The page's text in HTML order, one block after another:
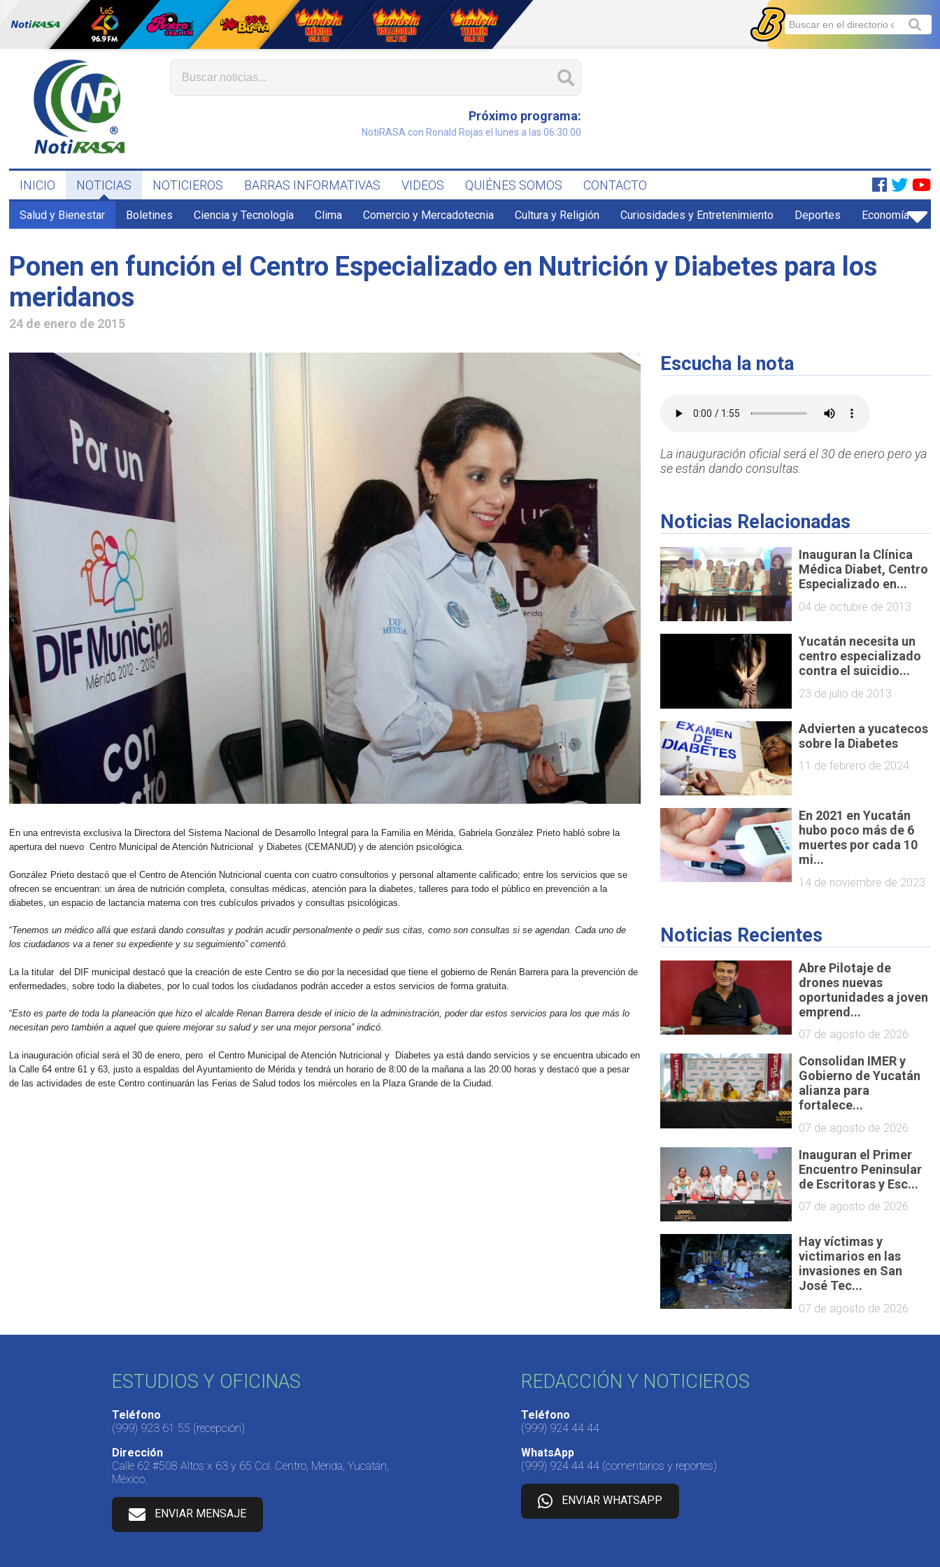
Próximo programa:
NotiRASA con Ronald Rojas el lunes a las 06:30:00
INICIO NOTICIAS NOTICIEROS BARRAS INFORMATIVAS VIDEOS QUIÉNES SOMOS CONTACTO
Salud y Bienestar Boletines Ciencia y Tecnología Clima Comercio y Mercadotecnia Cultura y Religión Curiosidades y Entretenimiento Deportes Economía
Ponen en función el Centro Especializado en Nutrición y Diabetes para los
meridanos
24 de enero de 2015
En una entrevista exclusiva la Directora del Sistema Nacional de Desarrollo Integral para la Familia en Mérida, Gabriela González Prieto habló sobre la
apertura del nuevo Centro Municipal de Atención Nutricional y Diabetes (CEMANUD) y de atención psicológica.
González Prieto destacó que el Centro de Atención Nutricional cuenta con cuatro consultorios y personal altamente calificado; entre los servicios que se
ofrecen se encuentran: un área de nutrición completa, consultas médicas, atención para la diabetes, talleres para todo el público en prevención a la
diabetes, un espacio de lactancia materna con tres cubículos privados y consultas psicológicas.
“Tenemos un médico allá que estará dando consultas y podrán acudir personalmente o pedir sus citas, como son consultas si se agendan. Cada uno de
los ciudadanos va a tener su expediente y su seguimiento” comentó.
La la titular del DIF municipal destacó que la creación de este Centro se dio por la necesidad que tiene el gobierno de Renán Barrera para la prevención de
enfermedades, sobre todo la diabetes, por lo cual todos los ciudadanos podrán acceder a estos servicios de forma gratuita.
“Esto es parte de toda la planeación que hizo el alcalde Renan Barrera desde el inicio de la administración, poder dar estos servicios para los que más lo
necesitan pero también a aquel que quiere mejorar su salud y ser una mejor persona” indicó.
La inauguración oficial será el 30 de enero, pero el Centro Municipal de Atención Nutricional y Diabetes ya está dando servicios y se encuentra ubicado en
la Calle 64 entre 61 y 63, justo a espaldas del Ayuntamiento de Mérida y tendrá un horario de 8:00 de la mañana a las 20:00 horas y destacó que a pesar
de las actividades de este Centro continuarán las Ferias de Salud todos los miércoles en la Plaza Grande de la Ciudad.
Escucha la nota
La inauguración oficial será el 30 de enero pero ya
se están dando consultas.
Noticias Relacionadas
Inauguran la Clínica
Médica Diabet, Centro
Especializado en...
04 de octubre de 2013
Yucatán necesita un
centro especializado
contra el suicidio...
23 de julio de 2013
Advierten a yucatecos
sobre la Diabetes
11 de febrero de 2024
En 2021 en Yucatán
hubo poco más de 6
muertes por cada 10
mi...
14 de noviembre de 2023
Noticias Recientes
Abre Pilotaje de
drones nuevas
oportunidades a joven
emprend...
07 de agosto de 2026
Consolidan IMER y
Gobierno de Yucatán
alianza para
fortalece...
07 de agosto de 2026
Inauguran el Primer
Encuentro Peninsular
de Escritoras y Esc...
07 de agosto de 2026
Hay víctimas y
victimarios en las
invasiones en San
José Tec...
07 de agosto de 2026
ESTUDIOS Y OFICINAS
Teléfono
(999) 923 61 55 (recepción)
Dirección
Calle 62 #508 Altos x 63 y 65 Col. Centro, Mérida, Yucatán,
México.
ENVIAR MENSAJE
REDACCIÓN Y NOTICIEROS
Teléfono
(999) 924 44 44
WhatsApp
(999) 924 44 44 (comentarios y reportes)
ENVIAR WHATSAPP